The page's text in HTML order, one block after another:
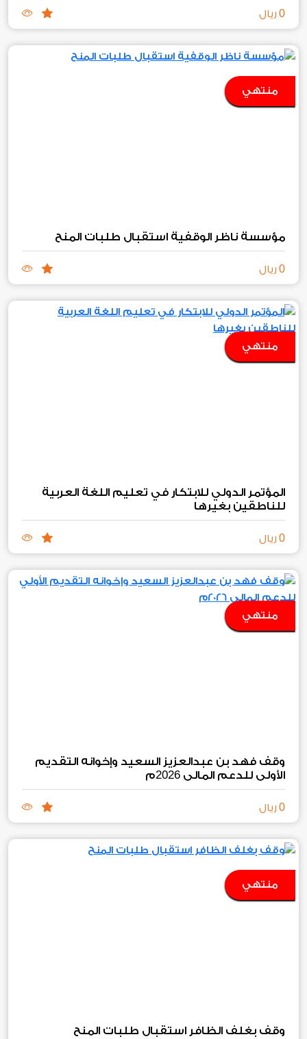
0 ريال
منتهي
مؤسسة ناظر الوقفية استقبال طلبات المنح
0 ريال
منتهي
المؤتمر الدولي للابتكار في تعليم اللغة العربية
للناطقين بغيرها
0 ريال
منتهي
وقف فهد بن عبدالعزيز السعيد وإخوانه التقديم
الأولي للدعم المالي 2026م
0 ريال
منتهي
وقف بغلف الظافر استقبال طلبات المنح